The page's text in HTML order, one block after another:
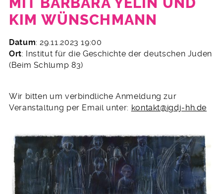
MIT BARBARA YELIN UND
KIM WÜNSCHMANN
21.
Juli
2023
Datum: 29.11.2023 19:00
Ort: Institut für die Geschichte der deutschen Juden
(Beim Schlump 83)
Wir bitten um verbindliche Anmeldung zur
Veranstaltung per Email unter: kontakt@igdj-hh.de